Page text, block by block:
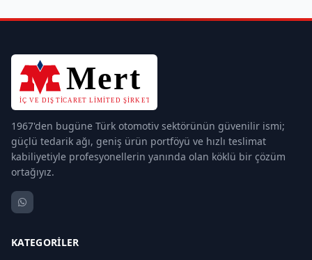
1967'den bugüne Türk otomotiv sektörünün güvenilir ismi;
güçlü tedarik ağı, geniş ürün portföyü ve hızlı teslimat
kabiliyetiyle profesyonellerin yanında olan köklü bir çözüm
ortağıyız.
KATEGORILER